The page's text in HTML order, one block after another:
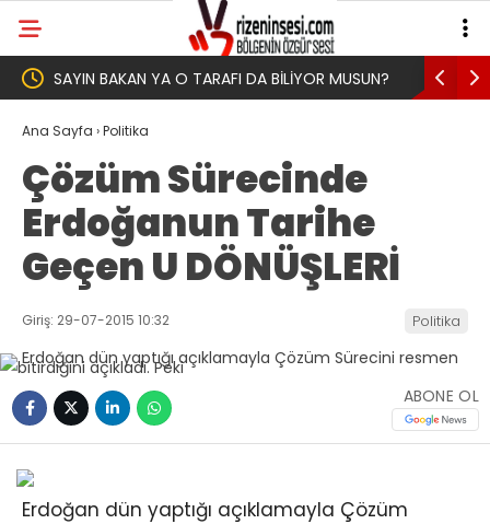
MUSUN? Yeni Parti İktidar Yolculuğuna Erdoğan’ın
Ana Sayfa ›Politika
Çözüm Sürecinde
Erdoğanun Tarihe
Geçen U DÖNÜŞLERİ
Giriş: 29-07-2015 10:32 Politika
ABONE OL
Erdoğan dün yaptığı açıklamayla Çözüm